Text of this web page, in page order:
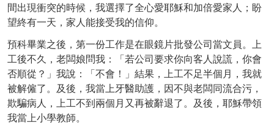
間出現衝突的時候，我選擇了全心愛耶穌和加倍愛家人；盼
望終有一天，家人能接受我的信仰。
預科畢業之後，第一份工作是在眼鏡片批發公司當文員。上
工後不久，老闆娘問我：「若公司要求你向客人說謊，你會
否順從？」我說：「不會！」結果，上工不足半個月，我就
被解僱了。及後，我當上牙醫助護，因不與老闆同流合污，
欺騙病人，上工不到兩個月又再被辭退了。及後，耶穌帶領
我當上小學教師。